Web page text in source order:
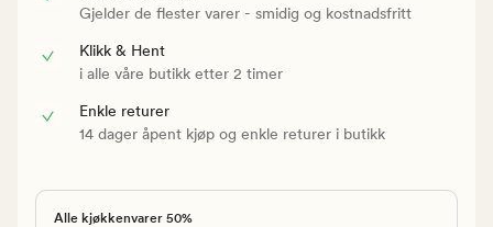
Gjelder de flester varer - smidig og kostnadsfritt
Klikk & Hent
i alle våre butikk etter 2 timer
Enkle returer
14 dager åpent kjøp og enkle returer i butikk
Alle kjøkkenvarer 50%